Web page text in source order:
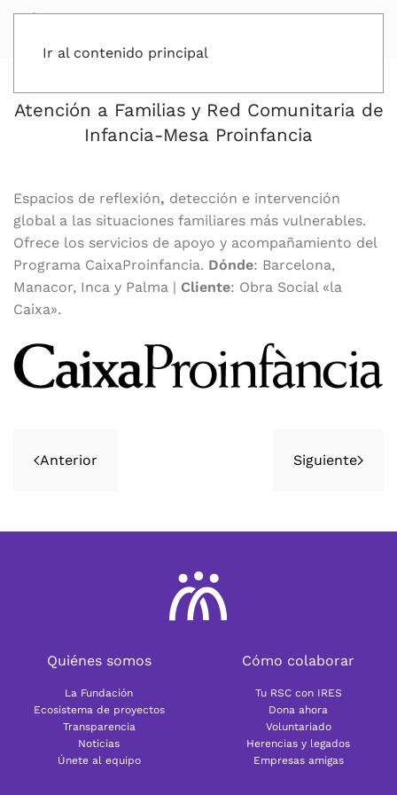
Ir al contenido principal
Atención a Familias y Red Comunitaria de
Infancia-Mesa Proinfancia
Espacios de reflexión, detección e intervención
global a las situaciones familiares más vulnerables.
Ofrece los servicios de apoyo y acompañamiento del
Programa CaixaProinfancia. Dónde: Barcelona,
Manacor, Inca y Palma | Cliente: Obra Social «la
Caixa».
Anterior Siguiente
Quiénes somos
La Fundación
Ecosistema de proyectos
Transparencia
Noticias
Únete al equipo
Cómo colaborar
Tu RSC con IRES
Dona ahora
Voluntariado
Herencias y legados
Empresas amigas